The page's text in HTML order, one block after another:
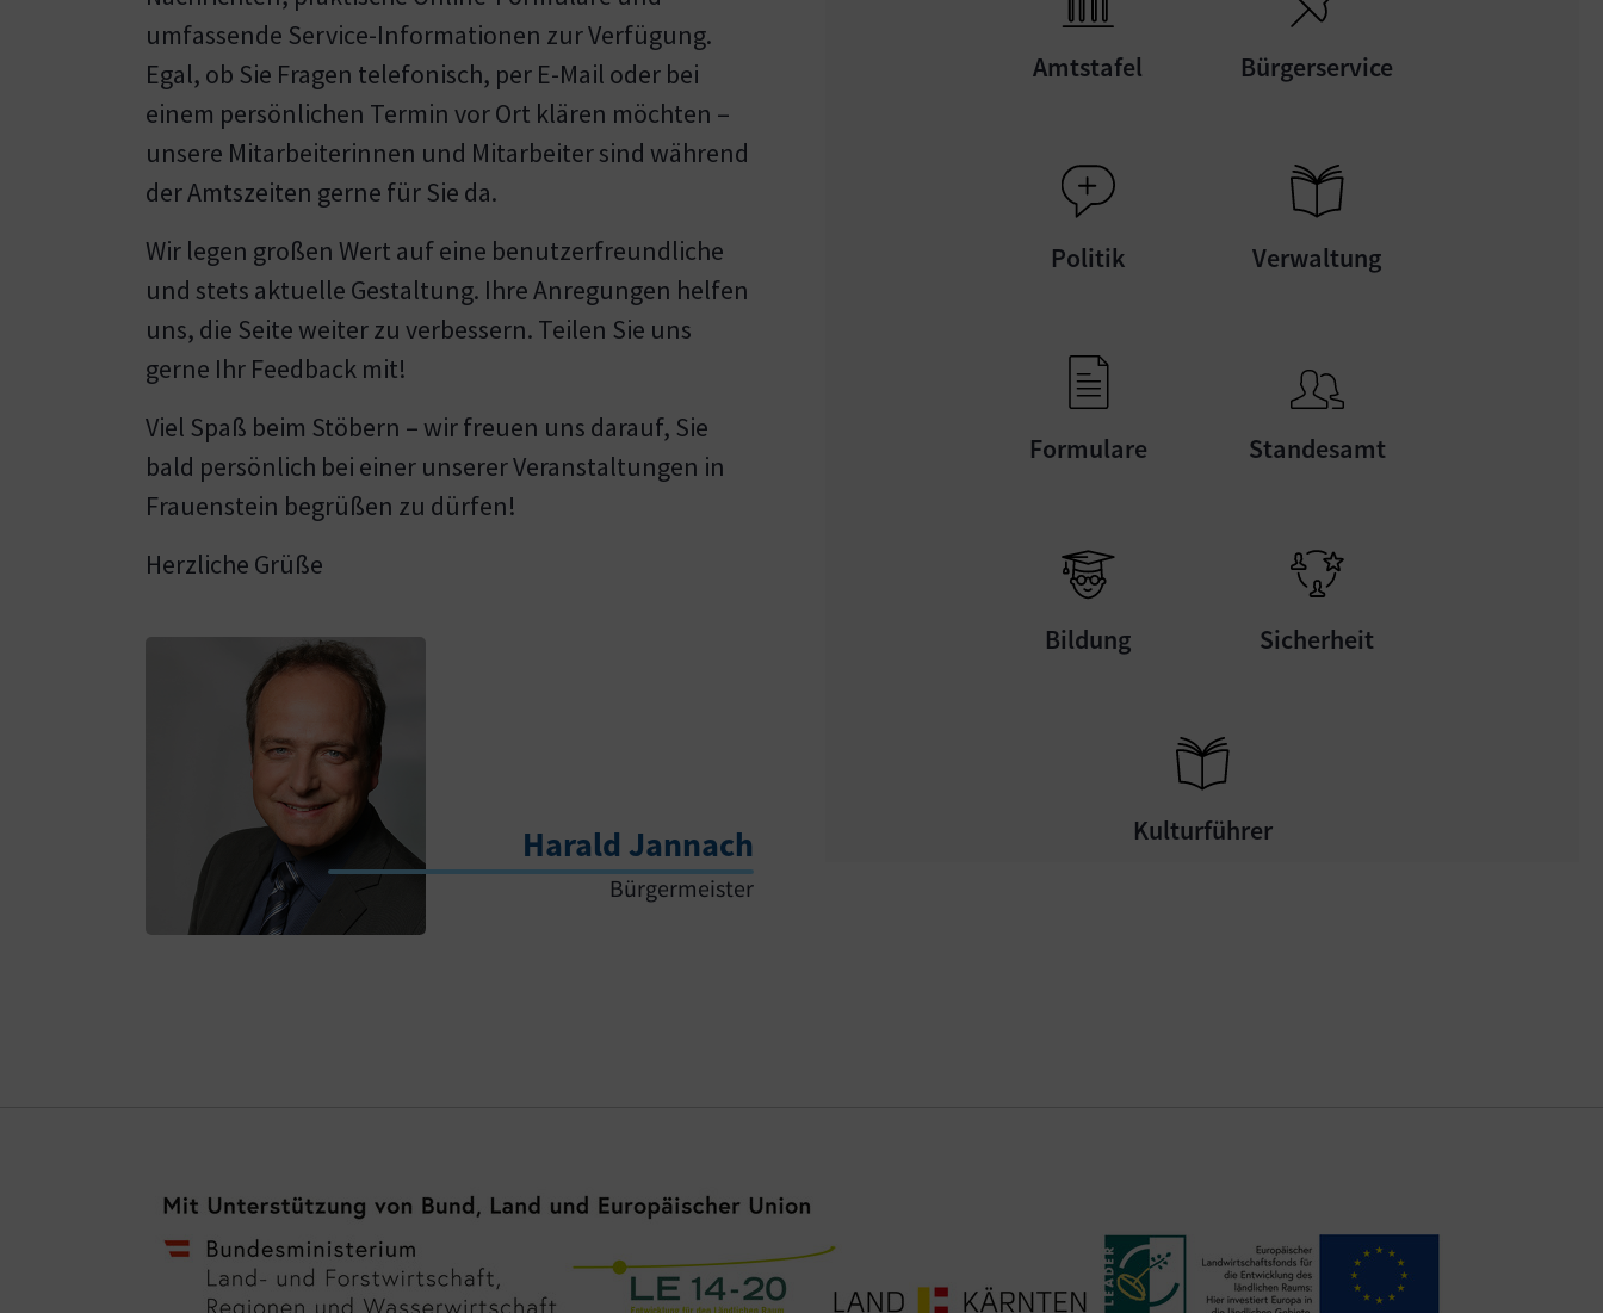
umfassende Service-Informationen zur Verfügung.
Egal, ob Sie Fragen telefonisch, per E-Mail oder bei
einem persönlichen Termin vor Ort klären möchten –
unsere Mitarbeiterinnen und Mitarbeiter sind während
der Amtszeiten gerne für Sie da.
Wir legen großen Wert auf eine benutzerfreundliche
und stets aktuelle Gestaltung. Ihre Anregungen helfen
uns, die Seite weiter zu verbessern. Teilen Sie uns
gerne Ihr Feedback mit!
Viel Spaß beim Stöbern – wir freuen uns darauf, Sie
bald persönlich bei einer unserer Veranstaltungen in
Frauenstein begrüßen zu dürfen!
Herzliche Grüße
Show larger version
Harald Jannach
Bürgermeister
Amtstafel Bürgerservice
Politik Verwaltung
Formulare Standesamt
Bildung Sicherheit
Kulturführer